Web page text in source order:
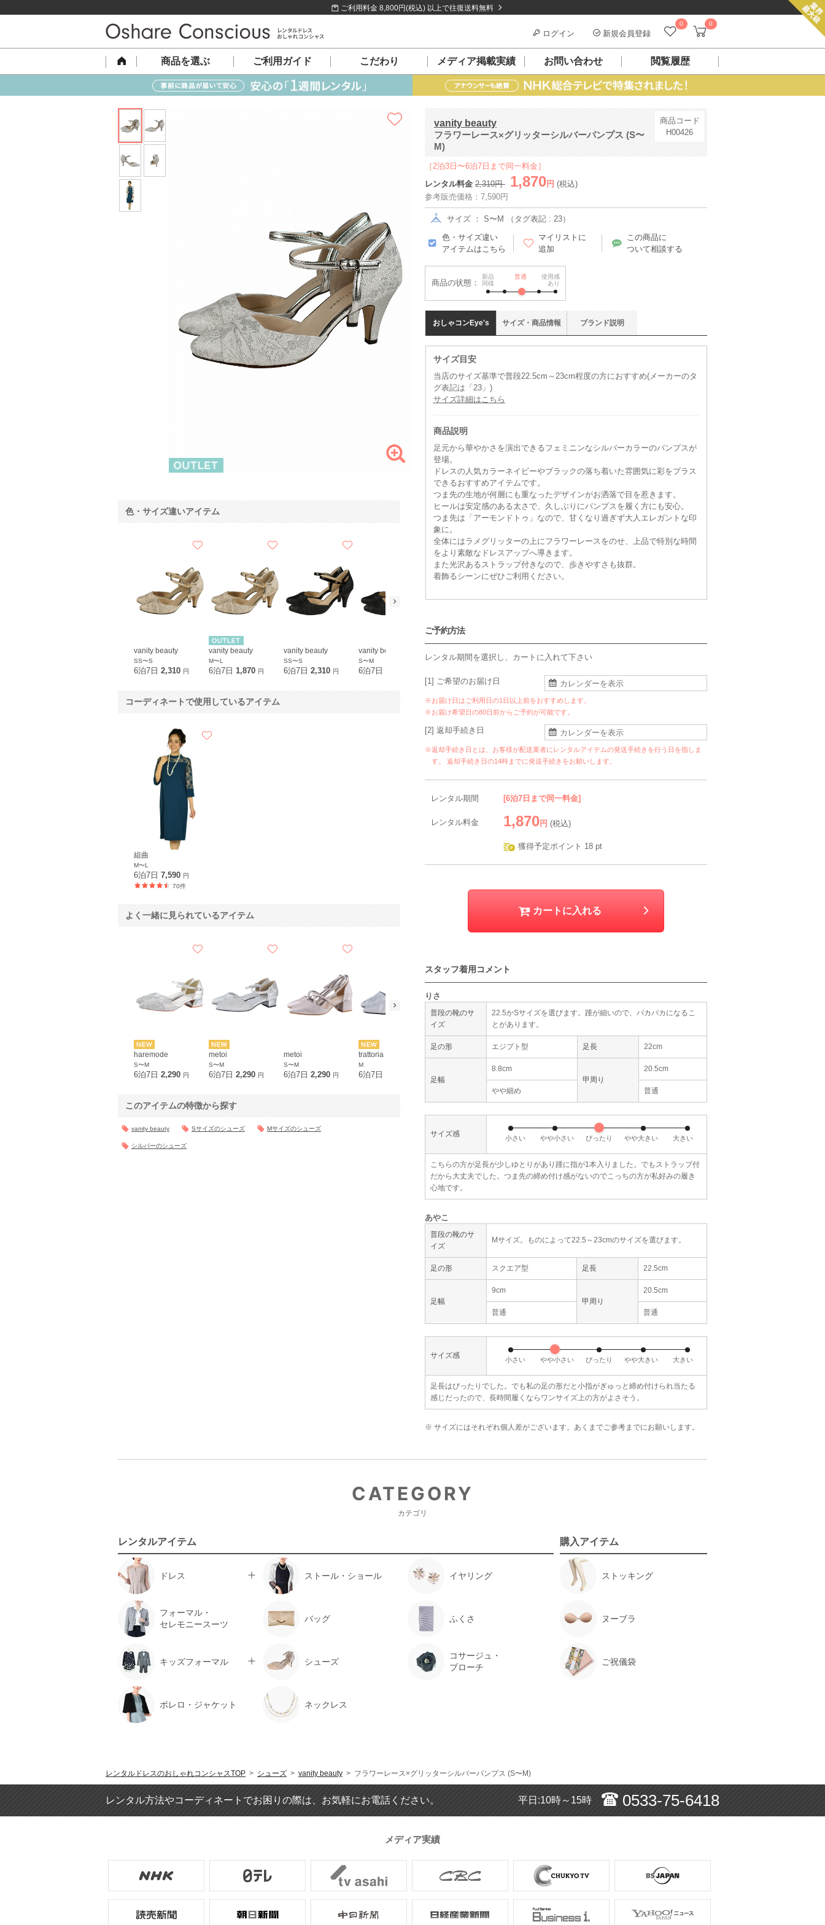
ご利用料金 8,800円(税込) 以上で往復送料無料
0 0
ログイン 新規会員登録
商品を選ぶ ご利用ガイド こだわり メディア掲載実績 お問い合わせ 閲覧履歴
vanity beauty
フラワーレース×グリッターシルバーパンプス (S〜
M)
商品コード
H00426
［2泊3日〜6泊7日まで同一料金］
レンタル料金 2,310円 1,870 円 (税込)
参考販売価格：7,590円
サイズ ： S〜M （タグ表記 : 23）
色・サイズ違い
アイテムはこちら
マイリストに
追加
この商品に
ついて相談する
商品の状態：
新品
同様
普通
使用感
あり
おしゃコンEye's
サイズ目安
当店のサイズ基準で普段22.5cm～23cm程度の方におすすめ(メーカーのタ
グ表記は「23」)
サイズ詳細はこちら
商品説明
足元から華やかさを演出できるフェミニンなシルバーカラーのパンプスが
登場。
ドレスの人気カラーネイビーやブラックの落ち着いた雰囲気に彩をプラス
できるおすすめアイテムです。
つま先の生地が何層にも重なったデザインがお洒落で目を惹きます。
ヒールは安定感のある太さで、久しぶりにパンプスを履く方にも安心。
つま先は「アーモンドトゥ」なので、甘くなり過ぎず大人エレガントな印
象に。
全体にはラメグリッターの上にフラワーレースをのせ、上品で特別な時間
をより素敵なドレスアップへ導きます。
また光沢あるストラップ付きなので、歩きやすさも抜群。
着飾るシーンにぜひご利用ください。
サイズ・ 商品情報 ブランド説明
ご予約方法
レンタル期間を選択し、カートに入れて下さい
[1] ご希望のお届け日
※お届け日はご利用日の1日以上前をおすすめします。
※お届け希望日の80日前からご予約が可能です。
[2] 返却手続き日
※返却手続き日とは、お客様が配送業者にレンタルアイテムの発送手続きを行う日を指しま
す。 返却手続き日の14時までに発送手続きをお願いします。
レンタル期間 [6泊7日まで同一料金]
レンタル料金 1,870 円 (税込)
獲得予定ポイント 18 pt
カートに入れる
スタッフ着用コメント
りさ
普段の靴のサ
イズ
22.5かSサイズを選びます。踵が細いので、パカパカになるこ
とがあります。
足の形 エジプト型 足長 22cm
足幅
8.8cm
甲周り
20.5cm
やや細め 普通
サイズ感 小さい やや小さい ぴったり やや大きい 大きい
こちらの方が足長が少しゆとりがあり踵に指が1本入りました。でもストラップ付
だから大丈夫でした。つま先の締め付け感がないのでこっちの方が私好みの履き
心地です。
あやこ
普段の靴のサ
イズ
Mサイズ。ものによって22.5～23cmのサイズを選びます。
足の形 スクエア型 足長 22.5cm
足幅
9cm
甲周り
20.5cm
普通 普通
サイズ感 小さい やや小さい ぴったり やや大きい 大きい
足長はぴったりでした。でも私の足の形だと小指がぎゅっと締め付けられ当たる
感じだったので、長時間履くならワンサイズ上の方がよさそう。
※ サイズにはそれぞれ個人差がございます。 あくまでご参考までにお願いします。
色・サイズ違いアイテム
vanity beauty
SS〜S
6泊7日 2,310 円
vanity beauty
M〜L
6泊7日1,870 円
vanity beauty
SS〜S
6泊7日2,310 円
vanity beauty
S〜M
6泊7日
M〜L
コーディネートで使用しているアイテム
組曲
M〜L
6泊7日 7,590 円
70件
よく一緒に見られているアイテム
haremode
S〜M
6泊7日 2,290 円
metoi
S〜M
6泊7日2,290 円
metoi
S〜M
6泊7日2,290 円
trattoria
M
6泊7日 6泊7日 6泊7日
このアイテムの特徴から探す
vanity beauty Sサイズのシューズ Mサイズのシューズ
シルバーのシューズ
CATEGORY
カテゴリ
レンタルアイテム
ドレス ストール・ショール イヤリング
フォーマル・
セレモニースーツ
バッグ ふくさ
キッズフォーマル シューズ
コサージュ・
ブローチ
ボレロ・ジャケット ネックレス
購入アイテム
ストッキング
ヌーブラ
ご祝儀袋
レンタルドレスのおしゃれコンシャスTOP > シューズ > vanity beauty > フラワーレース×グリッターシルバーパンプス (S〜M)
レンタル方法やコーディネートでお困りの際は、お気軽にお電話ください。 平日:10時～15時 0533-75-6418
メディア実績